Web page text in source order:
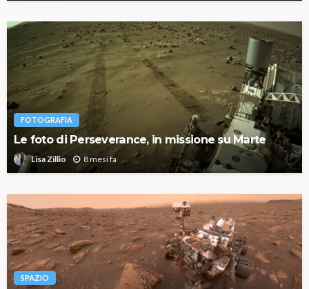
FOTOGRAFIA
Le foto di Perseverance, in missione su Marte
Lisa Zillio 8 mesi fa
SPAZIO